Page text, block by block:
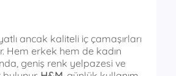
ancak kaliteli iç çamaşırları
Hem erkek hem de kadın
geniş renk yelpazesi ve